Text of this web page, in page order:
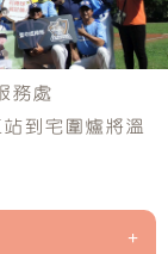
務處
到宅圍爐將溫